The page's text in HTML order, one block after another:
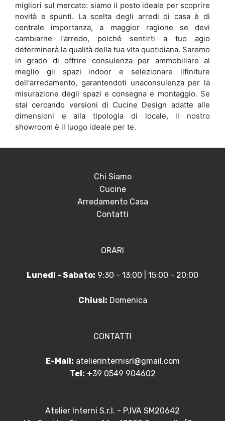
migliori sul mercato: siamo il posto ideale per scoprire
novità e spunti. La scelta degli arredi di casa è di
centrale importanza, a maggior ragione se devi
cambiarne l'arredo, poiché sentirti a tuo agio
determinerà la qualità della tua vita quotidiana. Saremo
in grado di offrire consulenza per ammobiliare al
meglio gli spazi indoor e selezionare ilfiniture
dell'arredamento, garantendoti unaconsulenza per la
misurazione degli spazi e consegna e montaggio. Se
stai cercando versioni di Cucine Design adatte alle
dimensioni e alla tipologia di locale, il nostro
showroom è il luogo ideale per te.
Chi Siamo
Cucine
Arredamento Casa
Contatti
ORARI
Lunedi - Sabato: 9:30 - 13:00 | 15:00 - 20:00
Chiusi: Domenica
CONTATTI
E-Mail: atelierinternisrl@gmail.com
Tel: +39 0549 904602
Atelier Interni S.r.l. - P.IVA SM20642